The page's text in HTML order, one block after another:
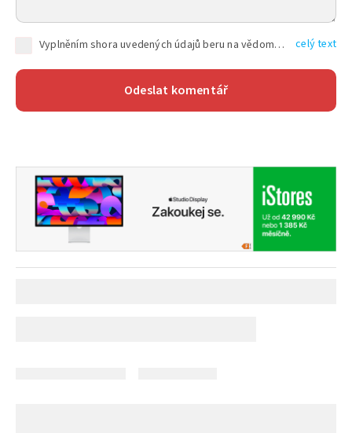
Vyplněním shora uvedených údajů beru na vědomí, že společnost TEXT FACTORY s.r.o., sídlem Brno, Durďákova 336/29, Černá Pole, PSČ: 613 00, IČ: 06157831, zapsané u Krajského soudu v Brně, oddíl C, vložka 100399, bude zpracovávat mé osobní údaje uvedené v rámci mnou vyplněného registračního formuláře na základě oprávněných zájmů TEXT FACTORY s.r.o. dle čl. 6 odst. 1 písm. f) GDPR a pro splnění právních povinností (čl. 6 odst. 1 písm. c) GDPR), a to pro tyto účely: nezbytnost zajistit oprávnění návštěvníka webových stránek provozovaných společností TEXT FACTORY s.r.o. přispívat aktivně ke zveřejněným článkům nebo v rámci diskusních fór a výkon práv TEXT FACTORY s.r.o. jako administrátora těchto diskusních fór. Více informací o zpracování osobních údajů a právech lze nalézt v celý text